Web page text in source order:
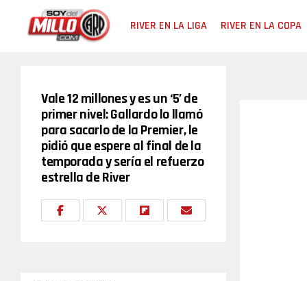
RIVER EN LA LIGA RIVER EN LA COPA
Vale 12 millones y es un ‘5’ de
primer nivel: Gallardo lo llamó
para sacarlo de la Premier, le
pidió que espere al final de la
temporada y sería el refuerzo
estrella de River